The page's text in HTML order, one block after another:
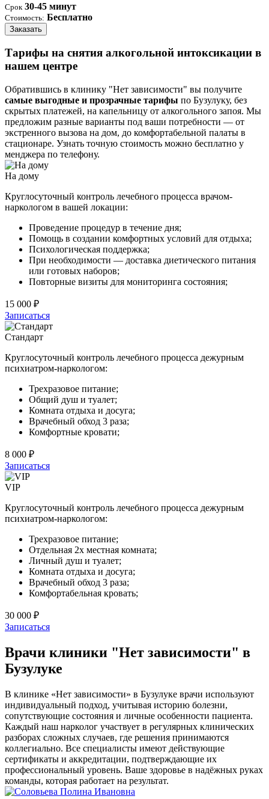
Срок 30-45 минут
Стоимость: Бесплатно
Заказать
Тарифы на снятия алкогольной интоксикации в
нашем центре
Обратившись в клинику "Нет зависимости" вы получите
самые выгодные и прозрачные тарифы по Бузулуку, без
скрытых платежей, на капельницу от алкогольного запоя. Мы
предложим разные варианты под ваши потребности — от
экстренного вызова на дом, до комфортабельной палаты в
стационаре. Узнать точную стоимость можно бесплатно у
менджера по телефону.
На дому
Круглосуточный контроль лечебного процесса врачом-
наркологом в вашей локации:
Проведение процедур в течение дня;
Помощь в создании комфортных условий для отдыха;
Психологическая поддержка;
При необходимости — доставка диетического питания
или готовых наборов;
Повторные визиты для мониторинга состояния;
15 000 ₽
Записаться
Стандарт
Круглосуточный контроль лечебного процесса дежурным
психиатром-наркологом:
Трехразовое питание;
Общий душ и туалет;
Комната отдыха и досуга;
Врачебный обход 3 раза;
Комфортные кровати;
8 000 ₽
Записаться
VIP
Круглосуточный контроль лечебного процесса дежурным
психиатром-наркологом:
Трехразовое питание;
Отдельная 2х местная комната;
Личный душ и туалет;
Комната отдыха и досуга;
Врачебный обход 3 раза;
Комфортабельная кровать;
30 000 ₽
Записаться
Врачи клиники "Нет зависимости" в
Бузулуке
В клинике «Нет зависимости» в Бузулуке врачи используют
индивидуальный подход, учитывая историю болезни,
сопутствующие состояния и личные особенности пациента.
Каждый наш нарколог участвует в регулярных клинических
разборах сложных случаев, где решения принимаются
коллегиально. Все специалисты имеют действующие
сертификаты и аккредитации, подтверждающие их
профессиональный уровень. Ваше здоровье в надёжных руках
команды, которая работает на результат.